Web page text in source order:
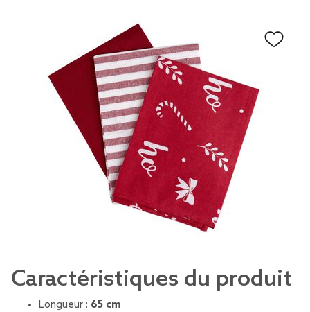
Caractéristiques du produit
Longueur : 65 cm